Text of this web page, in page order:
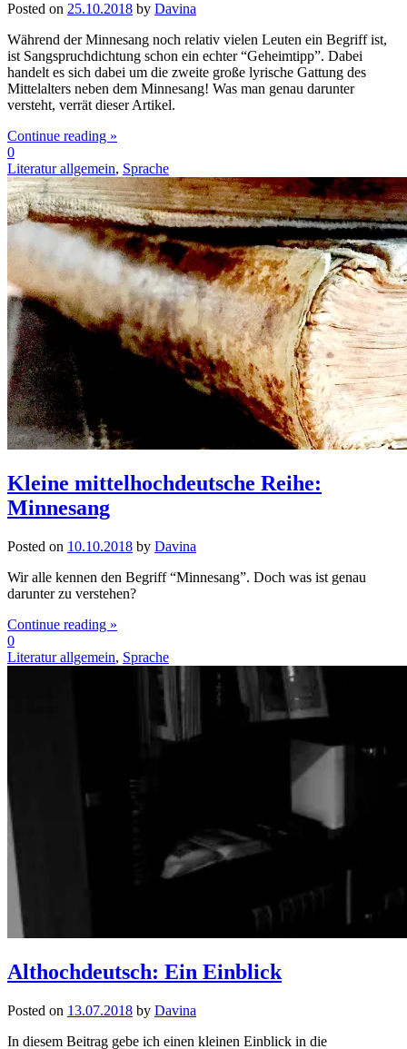
Posted on 25.10.2018 by Davina
Während der Minnesang noch relativ vielen Leuten ein Begriff ist,
ist Sangspruchdichtung schon ein echter “Geheimtipp”. Dabei
handelt es sich dabei um die zweite große lyrische Gattung des
Mittelalters neben dem Minnesang! Was man genau darunter
versteht, verrät dieser Artikel.
Continue reading »
0
Literatur allgemein, Sprache
Kleine mittelhochdeutsche Reihe:
Minnesang
Posted on 10.10.2018 by Davina
Wir alle kennen den Begriff “Minnesang”. Doch was ist genau
darunter zu verstehen?
Continue reading »
0
Literatur allgemein, Sprache
Althochdeutsch: Ein Einblick
Posted on 13.07.2018 by Davina
In diesem Beitrag gebe ich einen kleinen Einblick in die